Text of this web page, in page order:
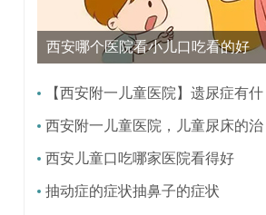
西安哪个医院看小儿口吃看的好
【西安附一儿童医院】遗尿症有什
西安附一儿童医院，儿童尿床的治
西安儿童口吃哪家医院看得好
抽动症的症状抽鼻子的症状